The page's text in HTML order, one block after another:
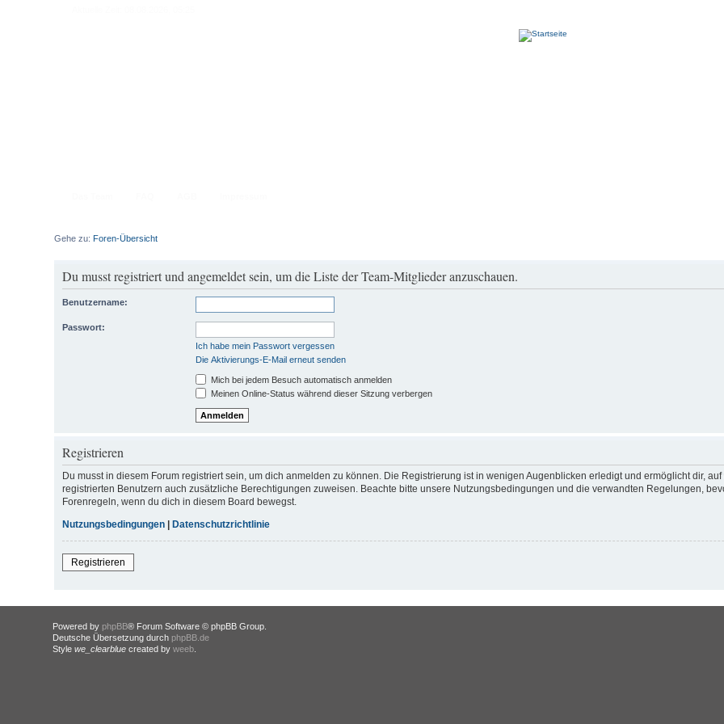
Gehe zu: Foren-Übersicht
Du musst registriert und angemeldet sein, um die Liste der Team-Mitglieder anzuschauen.
Benutzername:
Passwort:
Ich habe mein Passwort vergessen
Die Aktivierungs-E-Mail erneut senden
Mich bei jedem Besuch automatisch anmelden
Meinen Online-Status während dieser Sitzung verbergen
Registrieren
Du musst in diesem Forum registriert sein, um dich anmelden zu können. Die Registrierung ist in wenigen Augenblicken erledigt und ermöglicht dir,
registrierten Benutzern auch zusätzliche Berechtigungen zuweisen. Beachte bitte unsere Nutzungsbedingungen und die verwandten Regelungen,
Forenregeln, wenn du dich in diesem Board bewegst.
Nutzungsbedingungen |Datenschutzrichtlinie
Registrieren
Powered by phpBB® Forum Software © phpBB Group.
Deutsche Übersetzung durch phpBB.de
Style we_clearbluecreated by weeb.